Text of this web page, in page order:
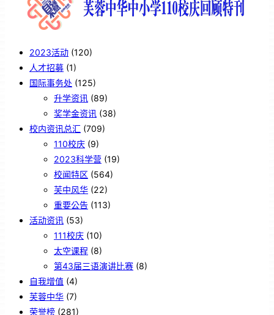
2023活动 (120)
人才招募 (1)
国际事务处 (125)
升学资讯 (89)
奖学金资讯 (38)
校内资讯总汇 (709)
110校庆 (9)
2023科学营 (19)
校闻特区 (564)
芙中风华 (22)
重要公告 (113)
活动资讯 (53)
111校庆 (10)
太空课程 (8)
第43届三语演讲比赛 (8)
自我增值 (4)
芙蓉中华 (7)
荣誉榜 (281)